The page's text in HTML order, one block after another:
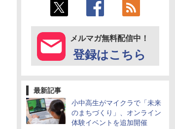
メルマガ無料配信中！
登録はこちら
最新記事
小中高生がマイクラで「未来
のまちづくり」、オンライン
体験イベントを追加開催